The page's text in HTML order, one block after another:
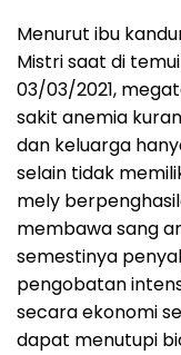
Menurut ibu
Mistri saat di
03/03/2021,
sakit anemia
dan keluarga
selain tidak
mely
membawa sang
semestinya
pengobatan
secara ekonomi
dapat menutupi